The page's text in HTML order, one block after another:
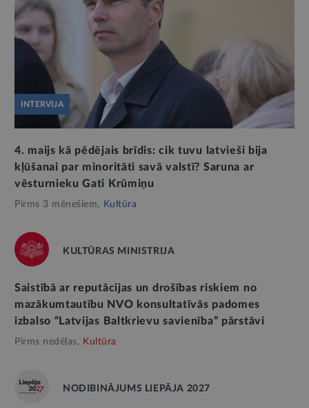
INTERVIJA
4. maijs kā pēdējais brīdis: cik tuvu latvieši bija
kļūšanai par minoritāti savā valstī? Saruna ar
vēsturnieku Gati Krūmiņu
Pirms 3 mēnešiem, Kultūra
KULTŪRAS MINISTRIJA
Saistībā ar reputācijas un drošības riskiem no
mazākumtautību NVO konsultatīvās padomes
izbalso “Latvijas Baltkrievu savienība” pārstāvi
Pirms nedēļas, Kultūra
NODIBINĀJUMS LIEPĀJA 2027